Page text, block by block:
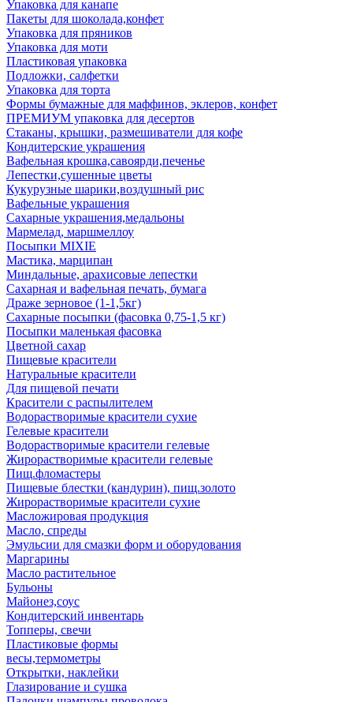
Упаковка для канапе
Пакеты для шоколада,конфет
Упаковка для пряников
Упаковка для моти
Пластиковая упаковка
Подложки, салфетки
Упаковка для торта
Формы бумажные для маффинов, эклеров, конфет
ПРЕМИУМ упаковка для десертов
Стаканы, крышки, размешиватели для кофе
Кондитерские украшения
Вафельная крошка,савоярди,печенье
Лепестки,сушенные цветы
Кукурузные шарики,воздушный рис
Вафельные украшения
Сахарные украшения,медальоны
Мармелад, маршмеллоу
Посыпки MIXIE
Мастика, марципан
Миндальные, арахисовые лепестки
Сахарная и вафельная печать, бумага
Драже зерновое (1-1,5кг)
Сахарные посыпки (фасовка 0,75-1,5 кг)
Посыпки маленькая фасовка
Цветной сахар
Пищевые красители
Натуральные красители
Для пищевой печати
Красители с распылителем
Водорастворимые красители сухие
Гелевые красители
Водорастворимые красители гелевые
Жирорастворимые красители гелевые
Пищ.фломастеры
Пищевые блестки (кандурин), пищ.золото
Жирорастворимые красители сухие
Масложировая продукция
Масло, спреды
Эмульсии для смазки форм и оборудования
Маргарины
Масло растительное
Бульоны
Майонез,соус
Кондитерский инвентарь
Топперы, свечи
Пластиковые формы
весы,термометры
Открытки, наклейки
Глазирование и сушка